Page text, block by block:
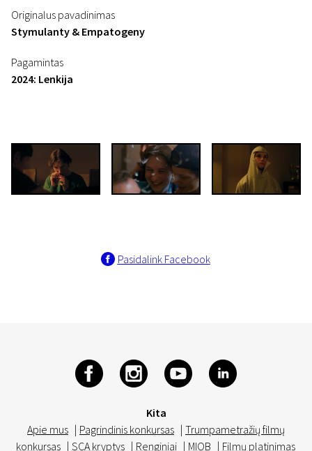
Originalus pavadinimas
Stymulanty & Empatogeny
Pagamintas
2024: Lenkija
Pasidalink Facebook
Kita
Apie mus | Pagrindinis konkursas | Trumpametražių filmų
konkursas | SCA kryptys | Renginiai | MIOB | Filmų platinimas